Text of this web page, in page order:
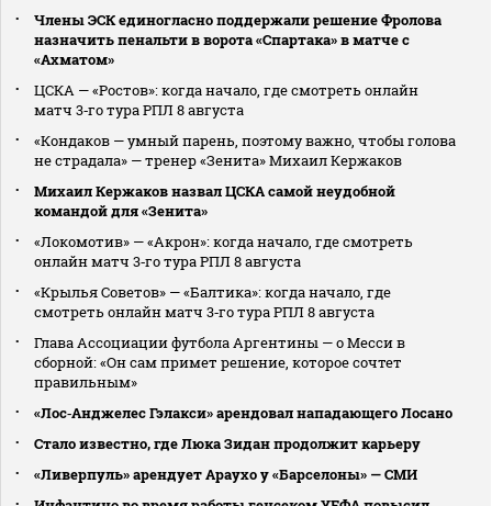
Члены ЭСК единогласно поддержали решение Фролова
назначить пенальти в ворота «Спартака» в матче с
«Ахматом»
ЦСКА — «Ростов»: когда начало, где смотреть онлайн
матч 3‑го тура РПЛ 8 августа
«Кондаков — умный парень, поэтому важно, чтобы голова
не страдала» — тренер «Зенита» Михаил Кержаков
Михаил Кержаков назвал ЦСКА самой неудобной
командой для «Зенита»
«Локомотив» — «Акрон»: когда начало, где смотреть
онлайн матч 3‑го тура РПЛ 8 августа
«Крылья Советов» — «Балтика»: когда начало, где
смотреть онлайн матч 3‑го тура РПЛ 8 августа
Глава Ассоциации футбола Аргентины — о Месси в
сборной: «Он сам примет решение, которое сочтет
правильным»
«Лос‑Анджелес Гэлакси» арендовал нападающего Лосано
Стало известно, где Люка Зидан продолжит карьеру
«Ливерпуль» арендует Араухо у «Барселоны» — СМИ